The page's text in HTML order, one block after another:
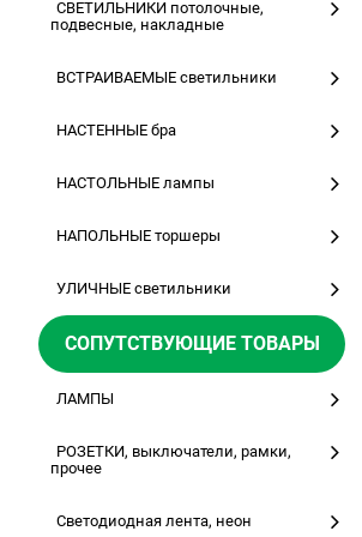
СВЕТИЛЬНИКИ потолочные,
подвесные, накладные
ВСТРАИВАЕМЫЕ светильники
НАСТЕННЫЕ бра
НАСТОЛЬНЫЕ лампы
НАПОЛЬНЫЕ торшеры
УЛИЧНЫЕ светильники
СОПУТСТВУЮЩИЕ ТОВАРЫ
ЛАМПЫ
РОЗЕТКИ, выключатели, рамки,
прочее
Светодиодная лента, неон